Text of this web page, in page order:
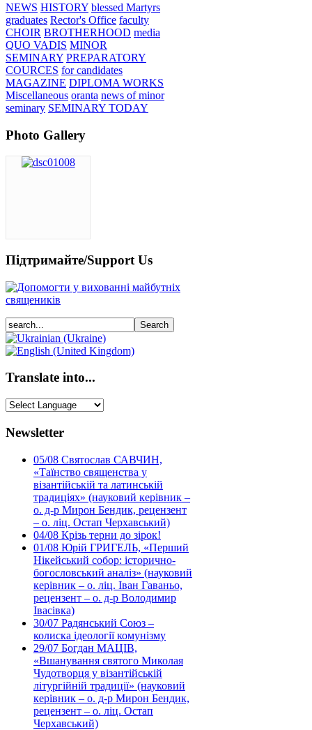
NEWS HISTORY blessed Martyrs
graduates Rector's Office faculty
CHOIR BROTHERHOOD media
QUO VADIS MINOR
SEMINARY PREPARATORY
COURCES for candidates
MAGAZINE DIPLOMA WORKS
Miscellaneous oranta news of minor
seminary SEMINARY TODAY
Photo Gallery
Підтримайте/Support Us
Translate into...
Newsletter
05/08 Святослав САВЧИН,
«Таїнство священства у
візантійській та латинській
традиціях» (науковий керівник –
о. д-р Мирон Бендик, рецензент
– о. ліц. Остап Черхавський)
04/08 Крізь терни до зірок!
01/08 Юрій ГРИГЕЛЬ, «Перший
Нікейський собор: історично-
богословський аналіз» (науковий
керівник – о. ліц. Іван Гаваньо,
рецензент – о. д-р Володимир
Івасівка)
30/07 Радянський Союз –
колиска ідеології комунізму
29/07 Богдан МАЦІВ,
«Вшанування святого Миколая
Чудотворця у візантійській
літургійній традиції» (науковий
керівник – о. д-р Мирон Бендик,
рецензент – о. ліц. Остап
Черхавський)